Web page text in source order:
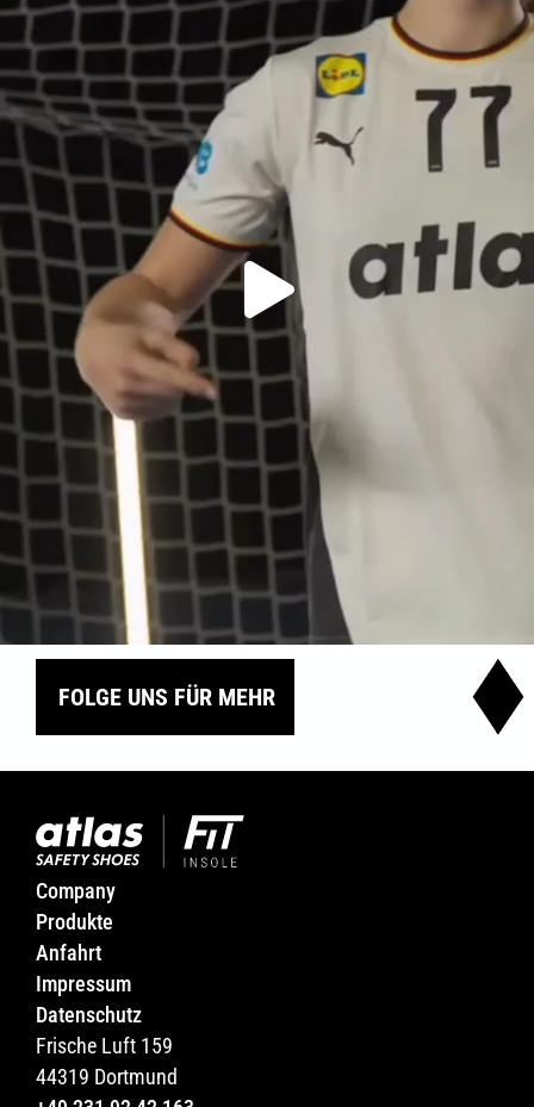
FOLGE UNS FÜR MEHR
Company
Produkte
Anfahrt
Impressum
Datenschutz
Frische Luft 159
44319 Dortmund